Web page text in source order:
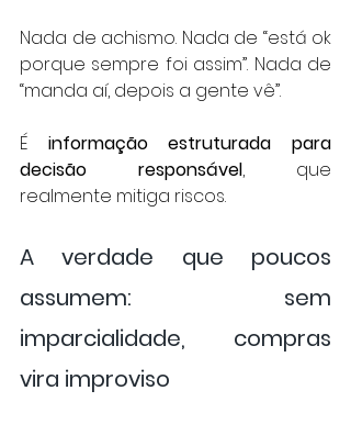
Nada de achismo. Nada de “está ok
porque sempre foi assim”. Nada de
“manda aí, depois a gente vê”.
É informação estruturada para
decisão responsável, que
realmente mitiga riscos.
A verdade que poucos
assumem: sem
imparcialidade, compras
vira improviso